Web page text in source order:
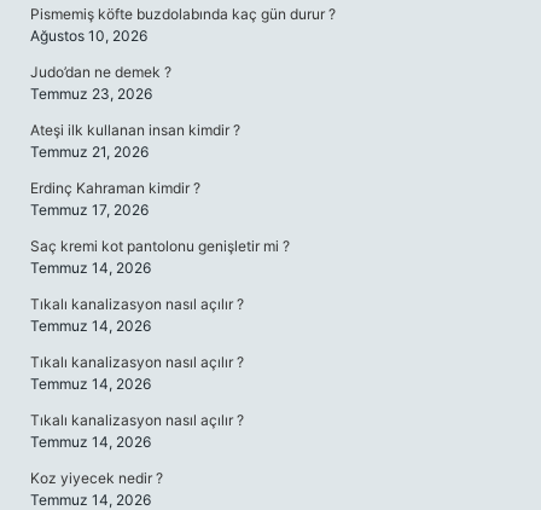
Pismemiş köfte buzdolabında kaç gün durur ?
Ağustos 10, 2026
Judo’dan ne demek ?
Temmuz 23, 2026
Ateşi ilk kullanan insan kimdir ?
Temmuz 21, 2026
Erdinç Kahraman kimdir ?
Temmuz 17, 2026
Saç kremi kot pantolonu genişletir mi ?
Temmuz 14, 2026
Tıkalı kanalizasyon nasıl açılır ?
Temmuz 14, 2026
Tıkalı kanalizasyon nasıl açılır ?
Temmuz 14, 2026
Tıkalı kanalizasyon nasıl açılır ?
Temmuz 14, 2026
Koz yiyecek nedir ?
Temmuz 14, 2026